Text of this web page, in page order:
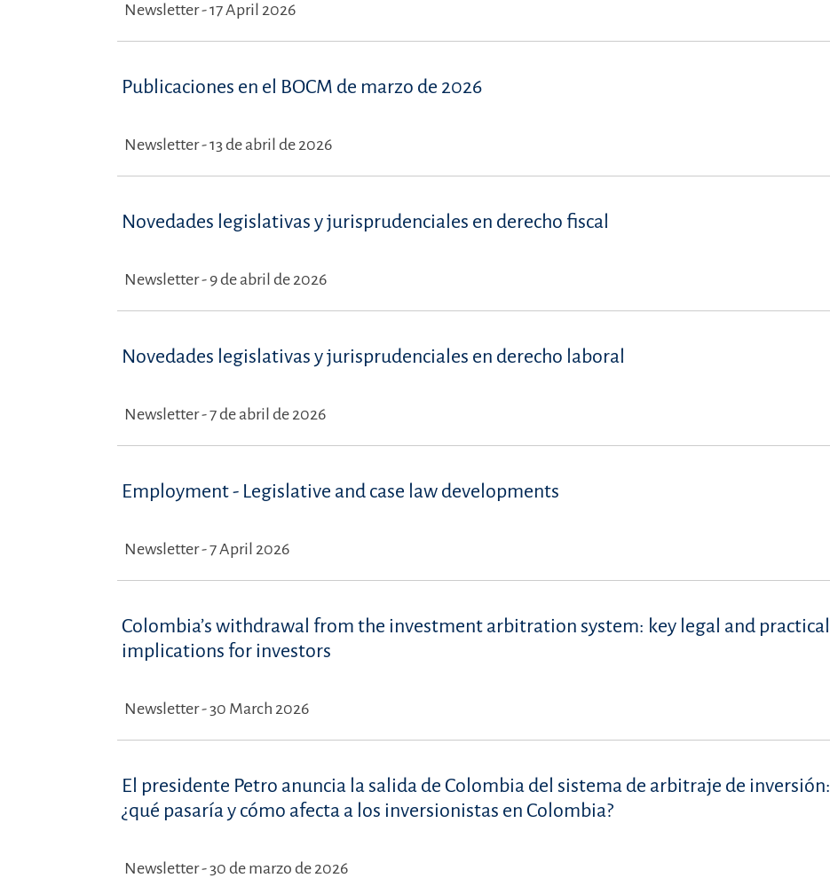
Newsletter - 17 April 2026
Publicaciones en el BOCM de marzo de 2026
Newsletter - 13 de abril de 2026
Novedades legislativas y jurisprudenciales en derecho fiscal
Newsletter - 9 de abril de 2026
Novedades legislativas y jurisprudenciales en derecho laboral
Newsletter - 7 de abril de 2026
Employment - Legislative and case law developments
Newsletter - 7 April 2026
Colombia’s withdrawal from the investment arbitration system: key legal and practical
implications for investors
Newsletter - 30 March 2026
El presidente Petro anuncia la salida de Colombia del sistema de arbitraje de inversión:
¿qué pasaría y cómo afecta a los inversionistas en Colombia?
Newsletter - 30 de marzo de 2026